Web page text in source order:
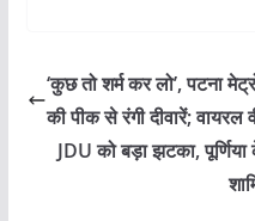
‘कुछ तो शर्म कर लो’, पटना
की पीक से रंगी दीवारें;
JDU को बड़ा झटका,